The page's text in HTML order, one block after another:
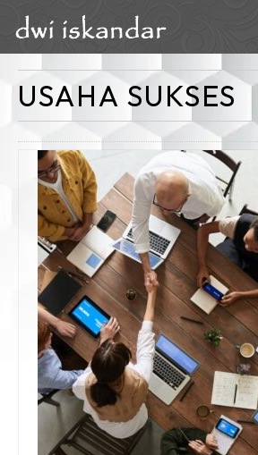
USAHA SUKSES